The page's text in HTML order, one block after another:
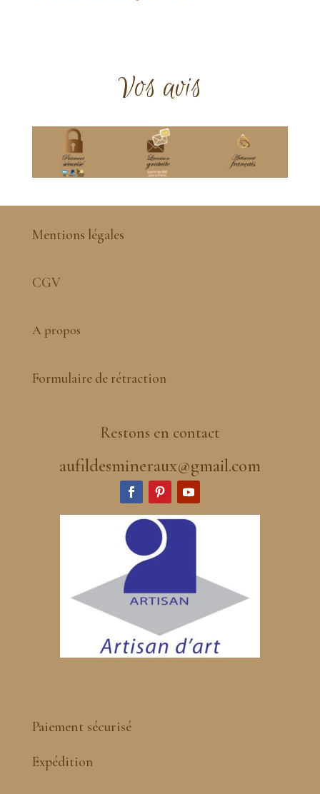
Vos avis
Mentions légales
CGV
A propos
Formulaire de rétraction
Restons en contact
aufildesmineraux@gmail.com
Paiement sécurisé
Expédition